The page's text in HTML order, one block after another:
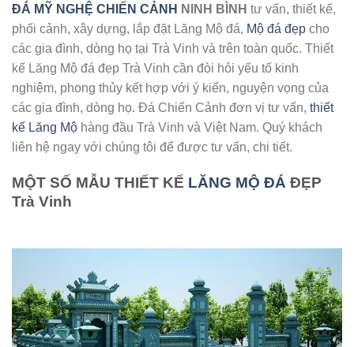
ĐÁ MỸ NGHỆ CHIẾN CẢNH NINH BÌNH tư vấn, thiết kế,
phối cảnh, xây dựng, lắp đặt Lăng Mộ đá, Mộ đá đẹp cho
các gia đình, dòng họ tại Trà Vinh và trên toàn quốc. Thiết
kế Lăng Mộ đá đẹp Trà Vinh cần đòi hỏi yếu tố kinh
nghiệm, phong thủy kết hợp với ý kiến, nguyện vọng của
các gia đình, dòng họ. Đá Chiến Cảnh đơn vị tư vấn, thiết
kế Lăng Mộ hàng đầu Trà Vinh và Việt Nam. Quý khách
liên hệ ngay với chúng tôi để được tư vấn, chi tiết.
MỘT SỐ MẪU THIẾT KẾ LĂNG MỘ ĐÁ ĐẸP
Trà Vinh